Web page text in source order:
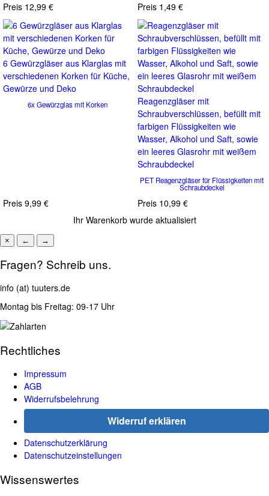
Preis 12,99 € Preis 1,49 €
6 Gewürzgläser aus Klarglas mit
verschiedenen Korken für Küche,
Gewürze und Deko
6x Gewürzglas mit Korken
Preis 9,99 €
Reagenzgläser mit
Schraubverschlüssen, befüllt mit
farbigen Flüssigkeiten wie
Wasser, Alkohol und Saft, sowie
ein leeres Glasrohr mit weißem
Schraubdeckel
PET Reagenzgläser für Flüssigkeiten mit
Schraubdeckel
Preis 10,99 €
Ihr Warenkorb wurde aktualisiert
× ← →
Fragen? Schreib uns.
info (at) tuuters.de
Montag bis Freitag: 09-17 Uhr
Rechtliches
Impressum
AGB
Widerrufsbelehrung
Widerruf erklären
Datenschutzerklärung
Datenschutzeinstellungen
Wissenswertes